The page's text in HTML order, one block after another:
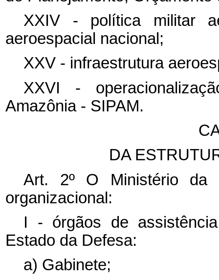
XXIV - política militar
aeroespacial nacional;
XXV - infraestrutura
XXVI -
Amazônia - SIPAM.
DA
Art. 2º O Ministério da
organizacional:
I - órgãos de
Estado da Defesa:
a) Gabinete;